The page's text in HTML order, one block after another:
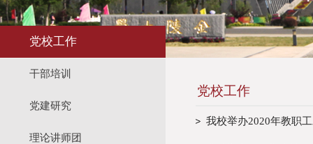
党校工作
干部培训
党建研究
理论讲师团
党校工作
我校举办2020年教职